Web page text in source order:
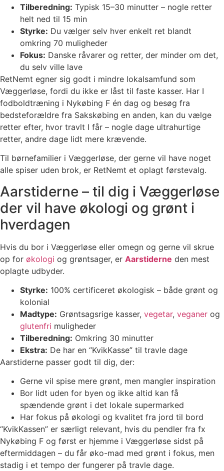
Tilberedning: Typisk 15–30 minutter – nogle retter
helt ned til 15 min
Styrke: Du vælger selv hver enkelt ret blandt
omkring 70 muligheder
Fokus: Danske råvarer og retter, der minder om det,
du selv ville lave
RetNemt egner sig godt i mindre lokalsamfund som
Væggerløse, fordi du ikke er låst til faste kasser. Har I
fodboldtræning i Nykøbing F én dag og besøg fra
bedsteforældre fra Sakskøbing en anden, kan du vælge
retter efter, hvor travlt I får – nogle dage ultrahurtige
retter, andre dage lidt mere krævende.
Til børnefamilier i Væggerløse, der gerne vil have noget
alle spiser uden brok, er RetNemt et oplagt førstevalg.
Aarstiderne – til dig i Væggerløse
der vil have økologi og grønt i
hverdagen
Hvis du bor i Væggerløse eller omegn og gerne vil skrue
op for økologi og grøntsager, er Aarstiderne den mest
oplagte udbyder.
Styrke: 100% certificeret økologisk – både grønt og
kolonial
Madtype: Grøntsagsrige kasser, vegetar, veganer og
glutenfri muligheder
Tilberedning: Omkring 30 minutter
Ekstra: De har en “KvikKasse” til travle dage
Aarstiderne passer godt til dig, der:
Gerne vil spise mere grønt, men mangler inspiration
Bor lidt uden for byen og ikke altid kan få
spændende grønt i det lokale supermarked
Har fokus på økologi og kvalitet fra jord til bord
“KvikKassen” er særligt relevant, hvis du pendler fra fx
Nykøbing F og først er hjemme i Væggerløse sidst på
eftermiddagen – du får øko-mad med grønt i fokus, men
stadig i et tempo der fungerer på travle dage.